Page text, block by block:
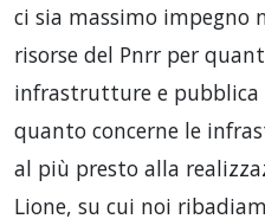
ci sia massimo
risorse del Pnrr per
infrastrutture e pubblica
quanto concerne le
al più presto alla
Lione, su cui noi